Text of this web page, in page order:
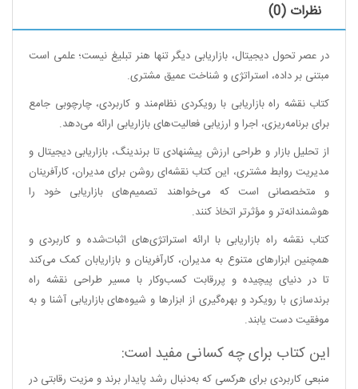
نظرات (0)
در عصر تحول دیجیتال، بازاریابی دیگر تنها هنر تبلیغ نیست؛ علمی است
مبتنی بر داده، استراتژی و شناخت عمیق مشتری.
کتاب نقشه راه بازاریابی با رویکردی نظام‌مند و کاربردی، چارچوبی جامع
برای برنامه‌ریزی، اجرا و ارزیابی فعالیت‌های بازاریابی ارائه می‌دهد.
از تحلیل بازار و طراحی ارزش پیشنهادی تا برندینگ، بازاریابی دیجیتال و
مدیریت روابط مشتری، این کتاب نقشه‌ای روشن برای مدیران، کارآفرینان
و متخصصانی است که می‌خواهند تصمیم‌های بازاریابی خود را
هوشمندانه‌تر و مؤثرتر اتخاذ کنند.
کتاب نقشه راه بازاریابی با ارائه استراتژی‌های اثبات‌شده و کاربردی و
همچنین ابزارهای متنوع به مدیران، کارآفرینان و بازاریابان کمک می‌کند
تا در دنیای پیچیده و پررقابت کسب‌وکار با مسیر طراحی نقشه راه
برندسازی با رویکرد و بهره‌گیری از ابزارها و شیوه‌های بازاریابی آشنا و به
موفقیت دست یابند.
این کتاب برای چه کسانی مفید است:
منبعی کاربردی برای هرکسی که به‌دنبال رشد پایدار برند و مزیت رقابتی در